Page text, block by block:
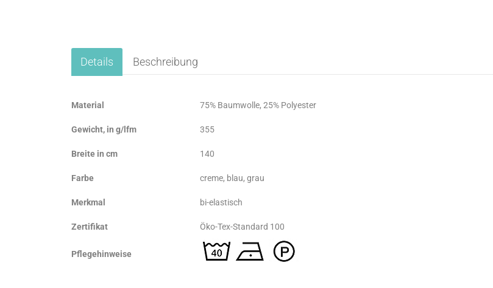
Details Beschreibung
Material 75% Baumwolle, 25% Polyester
Gewicht, in g/lfm 355
Breite in cm 140
Farbe creme, blau, grau
Merkmal bi-elastisch
Zertifikat Öko-Tex-Standard 100
Pflegehinweise